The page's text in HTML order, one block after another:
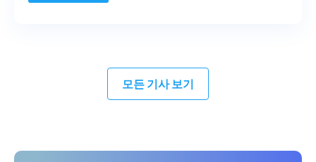
모든 기사 보기